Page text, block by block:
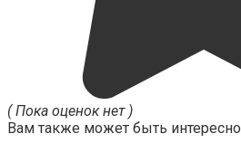
( Пока оценок нет )
Вам также может быть интересно